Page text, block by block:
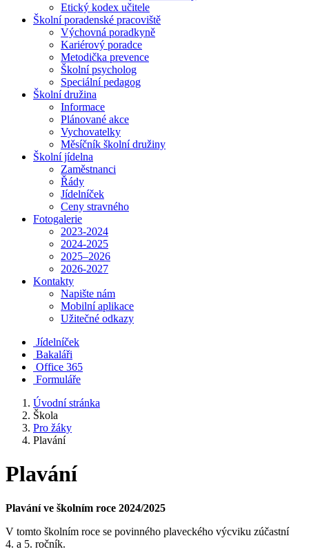
Etický kodex učitele
Školní poradenské pracoviště
Výchovná poradkyně
Kariérový poradce
Metodička prevence
Školní psycholog
Speciální pedagog
Školní družina
Informace
Plánované akce
Vychovatelky
Měsíčník školní družiny
Školní jídelna
Zaměstnanci
Řády
Jídelníček
Ceny stravného
Fotogalerie
2023-2024
2024-2025
2025–2026
2026-2027
Kontakty
Napište nám
Mobilní aplikace
Užitečné odkazy
Jídelníček
Bakaláři
Office 365
Formuláře
Úvodní stránka
Škola
Pro žáky
Plavání
Plavání
Plavání ve školním roce 2024/2025
V tomto školním roce se povinného plaveckého výcviku zúčastní
4. a 5. ročník.